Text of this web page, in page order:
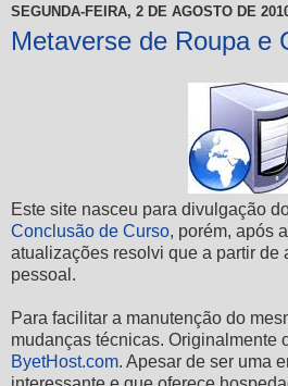
SEGUNDA-FEIRA, 2 DE AGOSTO DE
Metaverse de Roupa e
Este site nasceu para divulgação
Conclusão de Curso, porém, após
atualizações resolvi que a partir de
pessoal.
Para facilitar a manutenção do
mudanças técnicas. Originalmente
ByetHost.com. Apesar de ser uma